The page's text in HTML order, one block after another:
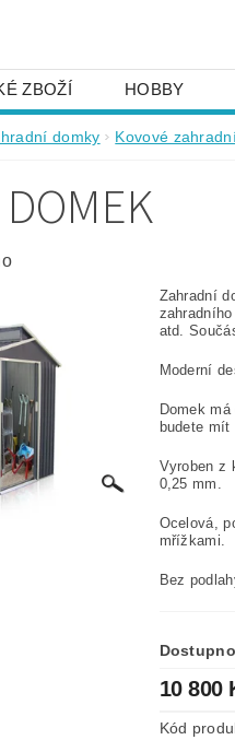
ZBOŽÍ HOBBY
PODMÍNKY
domky Kovové
Zahradní
atd.
Moderní
Domek
budete
Vyroben z
0,25 mm.
Ocelová,
mřížkami.
Bez
10 800
Kód